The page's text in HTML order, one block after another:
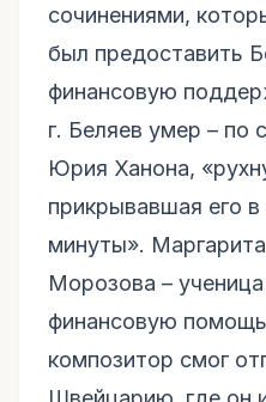
сочинениями,
был предоставить
финансовую
г. Беляев умер – по
Юрия Ханона,
прикрывавшая его
минуты».
Морозова –
финансовую
композитор смог